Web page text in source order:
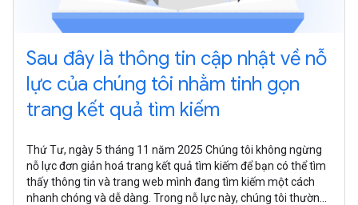
Sau đây là thông tin cập nhật về nỗ
lực của chúng tôi nhằm tinh gọn
trang kết quả tìm kiếm
Thứ Tư, ngày 5 tháng 11 năm 2025 Chúng tôi không ngừng
nỗ lực đơn giản hoá trang kết quả tìm kiếm để bạn có thể tìm
thấy thông tin và trang web mình đang tìm kiếm một cách
nhanh chóng và dễ dàng. Trong nỗ lực này, chúng tôi thường